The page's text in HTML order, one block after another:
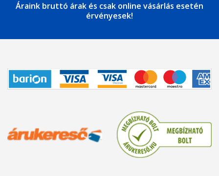
Áraink bruttó árak és csak online vásárlás esetén
érvényesek!